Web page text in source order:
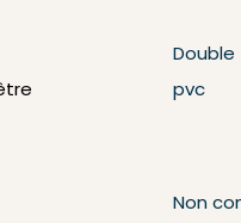
Double
pvc
Non